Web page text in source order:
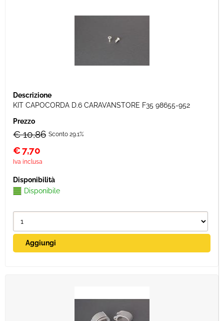
KIT CAPOCORDA D.6 CARAVANSTORE F35 98655-952
€ 10,86 Sconto 29.1%
€7,70
Iva inclusa
Disponibile